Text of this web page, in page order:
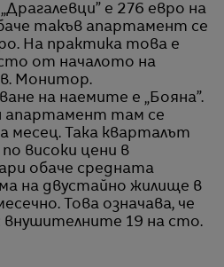
е 276 евро на
такъв апартамент се
На практика това е
сто от началото на
Монитор.
на наемите е „Бояна”.
апартамент там се
месец. Така кварталът
високи цени в
обаче средната
на двустайно жилище в
Това означава, че
внушителните 19 на сто.